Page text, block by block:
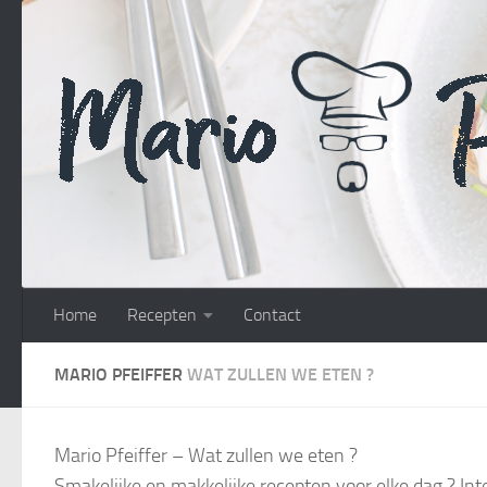
Doorgaan naar inhoud
Home Recepten Contact
MARIO PFEIFFER WAT ZULLEN WE ETEN ?
Mario Pfeiffer – Wat zullen we eten ?